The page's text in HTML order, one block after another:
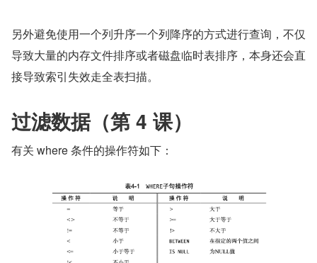
另外避免使用一个列升序一个列降序的方式进行查询，不仅
导致大量的内存文件排序或者磁盘临时表排序，本身还会直
接导致索引失效走全表扫描。
过滤数据（第 4 课）
有关 where 条件的操作符如下：